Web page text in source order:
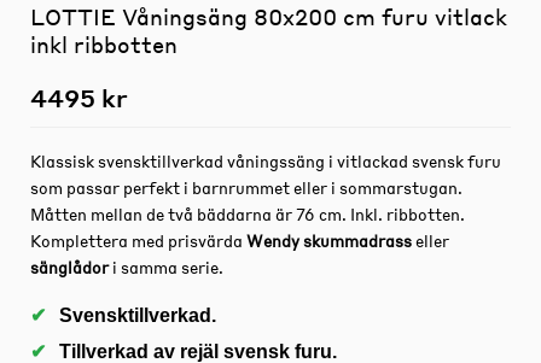
LOTTIE Våningsäng 80x200 cm furu vitlack
inkl ribbotten
4495 kr
Klassisk svensktillverkad våningssäng i vitlackad svensk furu
som passar perfekt i barnrummet eller i sommarstugan.
Måtten mellan de två bäddarna är 76 cm. Inkl. ribbotten.
Komplettera med prisvärda Wendy skummadrasseller
sänglådori samma serie.
Svensktillverkad.
Tillverkad av rejäl svensk furu.